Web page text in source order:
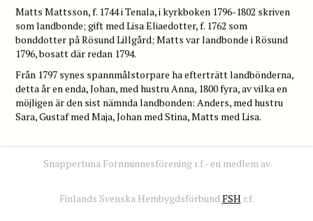
Matts Mattsson, f. 1744 i Tenala, i kyrkboken 1796-1802 skriven
som landbonde; gift med Lisa Eliaedotter, f. 1762 som
bonddotter på Rösund Lillgård; Matts var landbonde i Rösund
1796, bosatt där redan 1794.
Från 1797 synes spannmålstorpare ha efterträtt landbönderna,
detta år en enda, Johan, med hustru Anna, 1800 fyra, av vilka en
möjligen är den sist nämnda landbonden: Anders, med hustru
Sara, Gustaf med Maja, Johan med Stina, Matts med Lisa.
Snappertuna Fornminnesförening r.f.- en medlem av
Finlands Svenska HembygdsförbundFSHr.f.